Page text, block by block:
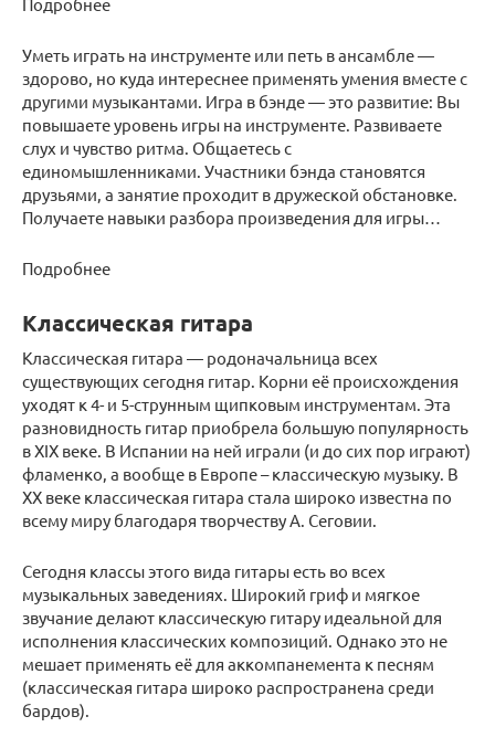
Уметь играть на инструменте или петь в ансамбле —
здорово, но куда интереснее применять умения вместе с
другими музыкантами. Игра в бэнде — это развитие: Вы
повышаете уровень игры на инструменте. Развиваете
слух и чувство ритма. Общаетесь с
единомышленниками. Участники бэнда становятся
друзьями, а занятие проходит в дружеской обстановке.
Получаете навыки разбора произведения для игры…
Подробнее
Классическая гитара
Классическая гитара — родоначальница всех
существующих сегодня гитар. Корни её происхождения
уходят к 4- и 5-струнным щипковым инструментам. Эта
разновидность гитар приобрела большую популярность
в ХІХ веке. В Испании на ней играли (и до сих пор играют)
фламенко, а вообще в Европе – классическую музыку. В
ХХ веке классическая гитара стала широко известна по
всему миру благодаря творчеству А. Сеговии.
Сегодня классы этого вида гитары есть во всех
музыкальных заведениях. Широкий гриф и мягкое
звучание делают классическую гитару идеальной для
исполнения классических композиций. Однако это не
мешает применять её для аккомпанемента к песням
(классическая гитара широко распространена среди
бардов).